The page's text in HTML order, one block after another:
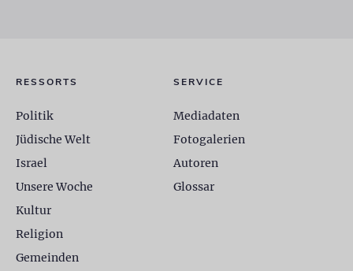
RESSORTS
Politik
Jüdische Welt
Israel
Unsere Woche
Kultur
Religion
Gemeinden
SERVICE
Mediadaten
Fotogalerien
Autoren
Glossar